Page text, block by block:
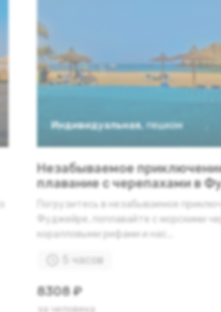
Индивидуальная, пешком
Незабываемое
плавание с черепахами в
Погрузитесь в незабываемое
Фуджейре, поплавайте с морскими
коралловыми рифами и нас...
5 часов
8308 ₽
за человека